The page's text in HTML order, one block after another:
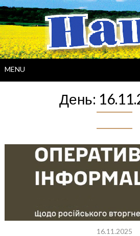
Skip
to
content
MENU
День:
16.11.2025